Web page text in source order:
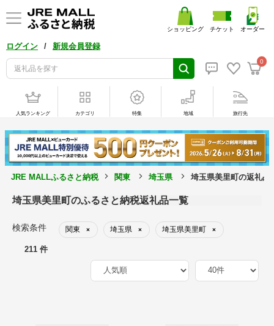
ログイン / 新規会員登録
0
ショッピング チケット オーダー
人気ランキング カテゴリ 特集 地域 旅行先
JRE MALLふるさと納税 関東 埼玉県 埼玉県美里町の返礼品
埼玉県美里町のふるさと納税返礼品一覧
検索条件 関東 × 埼玉県 × 埼玉県美里町 ×
211 件